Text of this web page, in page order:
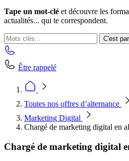
Tape un mot-clé et découvre les
actualités... qui te correspondent.
C'est
Être rappelé
Toutes nos offres d’alternance
Marketing Digital
Chargé de marketing digital en
Chargé de marketing digital